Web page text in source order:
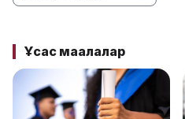
Ұқсас мақалалар